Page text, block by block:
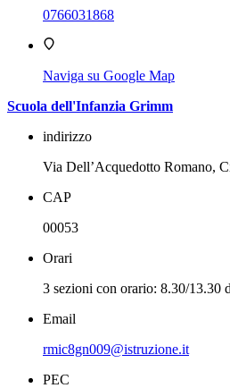
0766031868
Naviga su Google Map
Scuola dell'Infanzia Grimm
indirizzo
Via Dell’Acquedotto Romano,
CAP
00053
Orari
3 sezioni con orario: 8.30/13.30
Email
rmic8gn009@istruzione.it
PEC